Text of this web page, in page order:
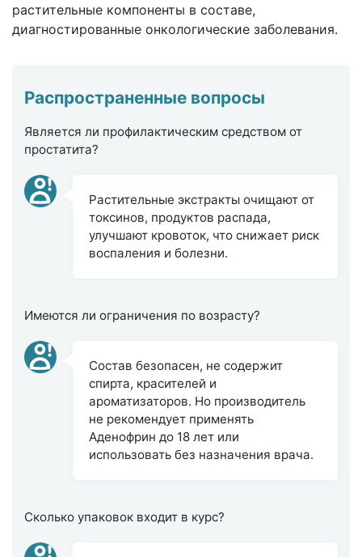
растительные компоненты в составе,
диагностированные онкологические заболевания.
Распространенные вопросы
Является ли профилактическим средством от
простатита?
Растительные экстракты очищают от
токсинов, продуктов распада,
улучшают кровоток, что снижает риск
воспаления и болезни.
Имеются ли ограничения по возрасту?
Состав безопасен, не содержит
спирта, красителей и
ароматизаторов. Но производитель
не рекомендует применять
Аденофрин до 18 лет или
использовать без назначения врача.
Сколько упаковок входит в курс?